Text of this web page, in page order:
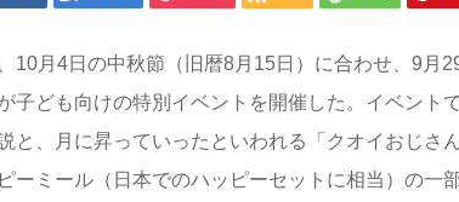
10月4日の中秋節（旧暦8月15日）に合わせ、9月
子ども向けの特別イベントを開催した。イベント
と、月に昇っていったといわれる「クオイおじさ
ーミール（日本でのハッピーセットに相当）の一